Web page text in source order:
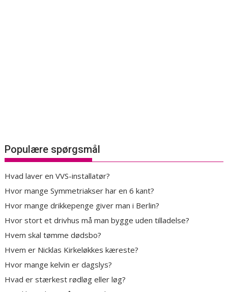
Populære spørgsmål
Hvad laver en VVS-installatør?
Hvor mange Symmetriakser har en 6 kant?
Hvor mange drikkepenge giver man i Berlin?
Hvor stort et drivhus må man bygge uden tilladelse?
Hvem skal tømme dødsbo?
Hvem er Nicklas Kirkeløkkes kæreste?
Hvor mange kelvin er dagslys?
Hvad er stærkest rødløg eller løg?